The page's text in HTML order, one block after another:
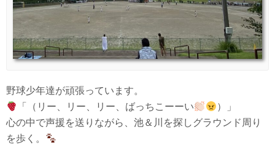
野球少年達が頑張っています。
「（リー、リー、リー、ばっちこーーい
）」
心の中で声援を送りながら、池＆川を探しグラウンド周り
を歩く。